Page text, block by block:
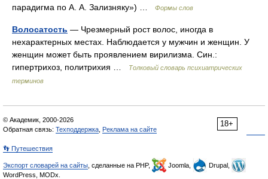
парадигма по А. А. Зализняку») …
Формы слов
Волосатость — Чрезмерный рост волос, иногда в
нехарактерных местах. Наблюдается у мужчин и женщин. У
женщин может быть проявлением вирилизма. Син.:
гипертрихоз, политрихия …
Толковый словарь психиатрических
терминов
18+
© Академик, 2000-2026
Обратная связь: Техподдержка Реклама на сайте
👣 Путешествия
Экспорт словарей на сайты , сделанные на PHP, Joomla,
Drupal,
WordPress, MODx.